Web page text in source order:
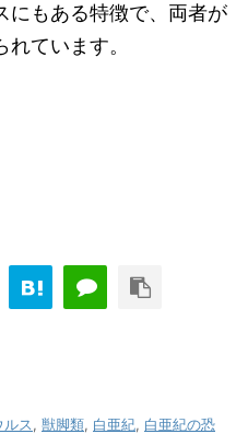
にもある特徴で、両者が
ています。
ルス, 獣脚類, 白亜紀, 白亜紀の恐